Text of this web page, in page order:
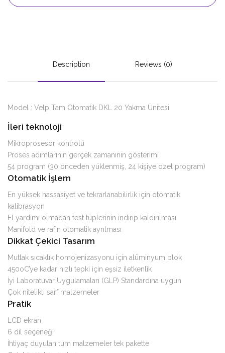
Description Reviews (0)
Model : Velp Tam Otomatik DKL 20 Yakma Ünitesi
İleri teknoloji
Mikroprosesör kontrolü
Proses adımlarının gerçek zamanının gösterimi
54 program (30 önceden yüklenmiş, 24 kişiye özel program)
Otomatik İşlem
En yüksek hassasiyet ve tekrarlanabilirlik için otomatik
kalibrasyon
El yardımı olmadan test tüplerinin indirip kaldırılması
Manifold ve rafın otomatik ayrılması
Dikkat Çekici Tasarım
Mutlak sıcaklık homojenizasyonu için alüminyum blok
450oC’ye kadar hızlı tepki için eşsiz iletkenlik
İyi Laboratuvar Uygulamaları (GLP) Standardına uygun
Çok nitelikli sarf malzemeler
Pratik
LCD ekran
6 dil seçeneği
İhtiyaç duyulan tüm malzemeler tek pakette